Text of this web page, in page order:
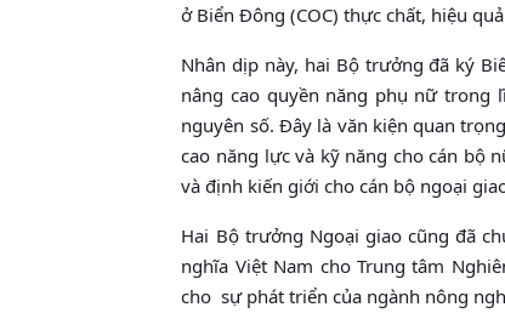
ở Biển Đông (COC) thực chất, hiệu
Nhân dịp này, hai Bộ trưởng đã ký
nâng cao quyền năng phụ nữ trong
nguyên số. Đây là văn kiện quan
cao năng lực và kỹ năng cho cán bộ
và định kiến giới cho cán bộ ngoại
Hai Bộ trưởng Ngoại giao cũng đã
nghĩa Việt Nam cho Trung tâm
cho sự phát triển của ngành nông